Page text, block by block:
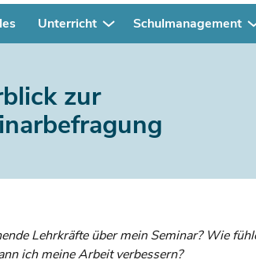
Unterricht Schulmanagement
zur
Lehrkräfte über mein Seminar? Wie
ich meine Arbeit verbessern?